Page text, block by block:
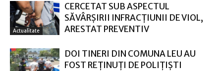
Actualitate
CERCETAT SUB ASPECTUL
SĂVÂRŞIRII INFRACŢIUNII DE VIOL,
ARESTAT PREVENTIV
DOI TINERI DIN COMUNA LEU AU
FOST REȚINUȚI DE POLIȚIȘTI